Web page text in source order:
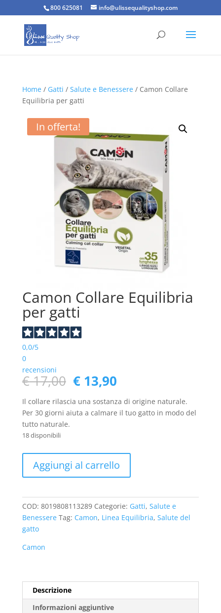
800 625081 info@ulissequalityshop.com
Home/ Gatti / Salute e Benessere/ Camon Collare
Equilibria per gatti
In offerta!
Camon Collare Equilibria
per gatti
0,0/5
0
recensioni
€17,00 Il
prezzo
originale
era:
€13,90Il
attuale
è:
Il collare rilascia una sostanza di origine naturale.
Per 30 giorni aiuta a calmare il tuo gatto in modo del
tutto naturale.
18 disponibili
Collare
Equilibria
gatti
quantità
Aggiungi al carrello
COD: 8019808113289 Categorie: Gatti, Salute e
Benessere Tag: Camon, Linea Equilibria, Salute del
gatto
Camon
Descrizione
Informazioni aggiuntive